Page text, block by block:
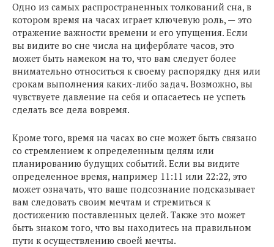
Одно из самых распространенных толкований сна, в
котором время на часах играет ключевую роль, — это
отражение важности времени и его упущения. Если
вы видите во сне числа на циферблате часов, это
может быть намеком на то, что вам следует более
внимательно относиться к своему распорядку дня или
срокам выполнения каких-либо задач. Возможно, вы
чувствуете давление на себя и опасаетесь не успеть
сделать все дела вовремя.
Кроме того, время на часах во сне может быть связано
со стремлением к определенным целям или
планированию будущих событий. Если вы видите
определенное время, например 11:11 или 22:22, это
может означать, что ваше подсознание подсказывает
вам следовать своим мечтам и стремиться к
достижению поставленных целей. Также это может
быть знаком того, что вы находитесь на правильном
пути к осуществлению своей мечты.